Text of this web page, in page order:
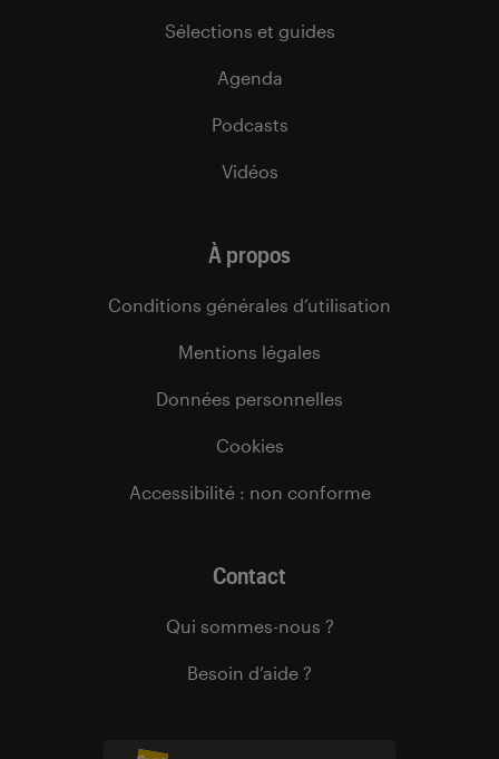
Sélections et guides
Agenda
Podcasts
Vidéos
À propos
Conditions générales d’utilisation
Mentions légales
Données personnelles
Cookies
Accessibilité : non conforme
Contact
Qui sommes-nous ?
Besoin d’aide ?